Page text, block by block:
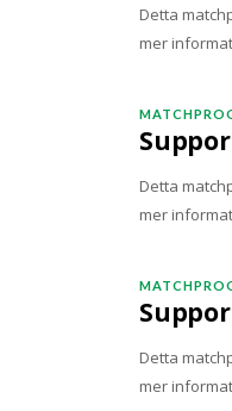
Detta
mer
Detta
mer
Detta
mer